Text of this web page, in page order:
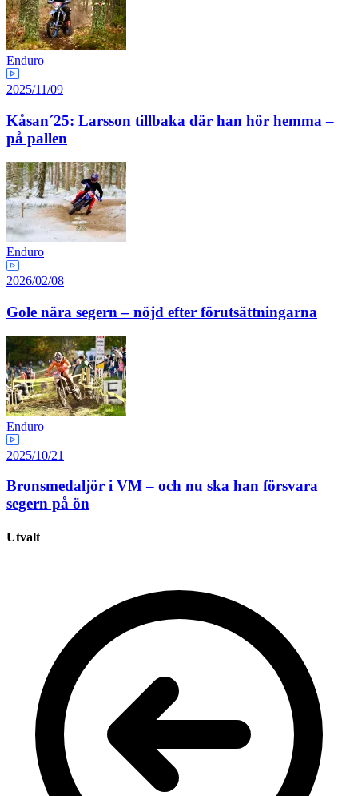
Enduro
2025/11/09
Kåsan´25: Larsson tillbaka där han hör hemma –
på pallen
Enduro
2026/02/08
Gole nära segern – nöjd efter förutsättningarna
Enduro
2025/10/21
Bronsmedaljör i VM – och nu ska han försvara
segern på ön
Utvalt